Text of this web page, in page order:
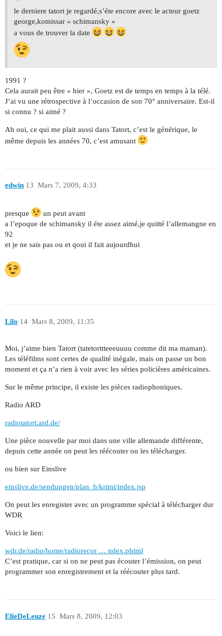
le derniere tatort je regardé,s’éte encore avec le acteur goetz
george,komissar « schimansky »
a vous de trouver la date
1991 ?
Cela aurait peu être « hier », Goetz est de temps en temps à la télé.
J’ai vu une rétrospective à l’occasion de son 70° anniversaire. Est-il
si connu ? si aimé ?
Ah oui, ce qui me plait aussi dans Tatort, c’est le générique, le
même depuis les années 70, c’est amusant
edwin Mars 7, 2009, 4:33
13
presque
un peut avant
a l’epoque de schimansky il éte assez aimé,je quitté l’allemangne en
92
et je ne sais pas ou et qoui il fait aujourdhui
Lilo Mars 8, 2009, 11:35
14
Moi, j’aime bien Tatort (tatetorttteeeuuuu comme dit ma maman).
Les téléfilms sont certes de qualité inégale, mais on passe un bon
moment et ça n’a rien à voir avec les séries policières américaines.
Sur le même principe, il existe les pièces radiophoniques.
Radio ARD
radiotatort.ard.de/
Une pièce nouvelle par moi dans une ville allemande différente,
depuis cette année on peut les réécouter ou les télécharger.
ou bien sur Einslive
einslive.de/sendungen/plan_b/krimi/index.jsp
On peut les enregister avec un programme spécial à télécharger dur
WDR
Voici le lien:
wdr.de/radio/home/radiorecor … ndex.phtml
C’est pratique, car si on ne peut pas écouter l’émission, on peut
programmer son enregistrement et la réécouter plus tard.
ElieDeLeuze Mars 8, 2009, 12:03
15